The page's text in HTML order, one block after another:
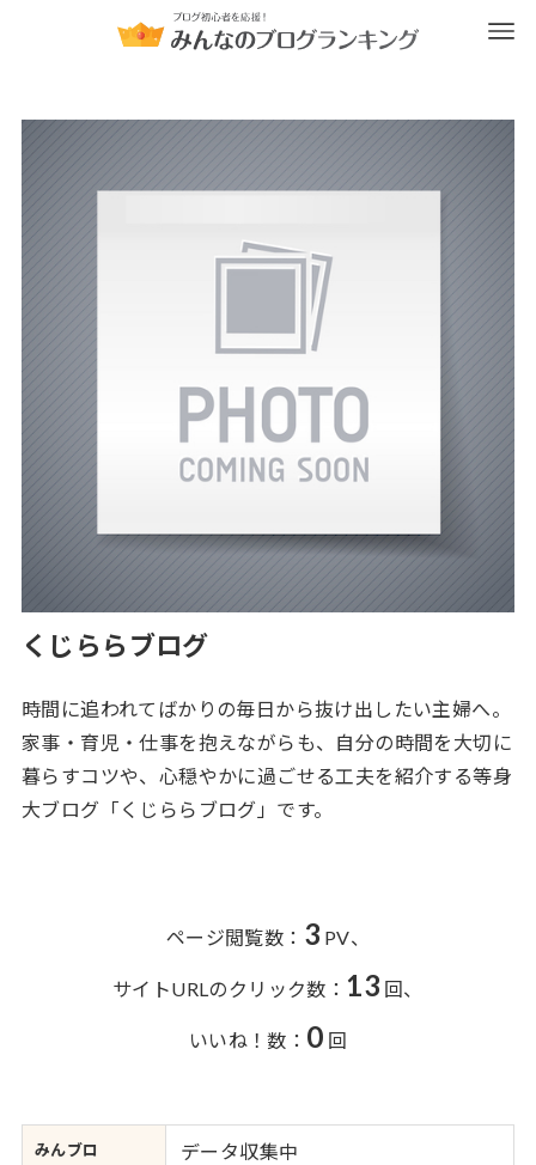
くじららブログ
時間に追われてばかりの毎日から抜け出したい主婦へ。
家事・育児・仕事を抱えながらも、自分の時間を大切に
暮らすコツや、心穏やかに過ごせる工夫を紹介する等身
大ブログ「くじららブログ」です。
ページ閲覧数： 3 PV、
サイトURLのクリック数： 13 回、
いいね！数： 0 回
みんブロ
データ収集中